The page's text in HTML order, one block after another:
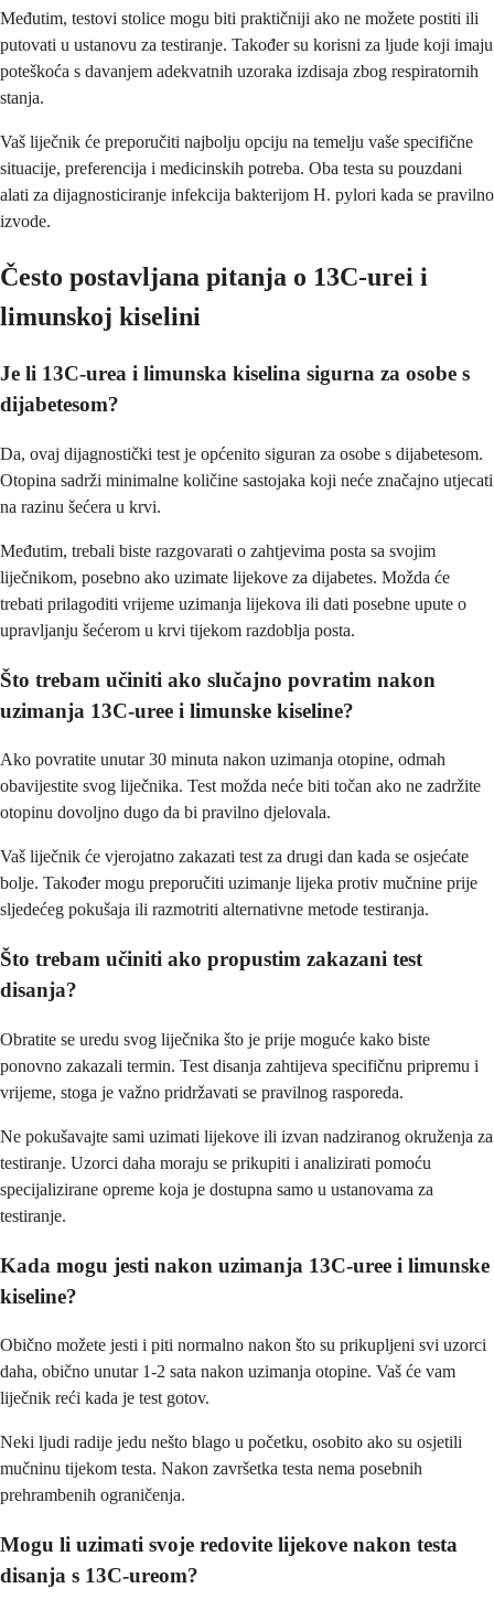
Međutim, testovi stolice mogu biti praktičniji ako ne možete postiti ili
putovati u ustanovu za testiranje. Također su korisni za ljude koji imaju
poteškoća s davanjem adekvatnih uzoraka izdisaja zbog respiratornih
stanja.
Vaš liječnik će preporučiti najbolju opciju na temelju vaše specifične
situacije, preferencija i medicinskih potreba. Oba testa su pouzdani
alati za dijagnosticiranje infekcija bakterijom H. pylori kada se pravilno
izvode.
Često postavljana pitanja o 13C-urei i
limunskoj kiselini
Je li 13C-urea i limunska kiselina sigurna za osobe s
dijabetesom?
Da, ovaj dijagnostički test je općenito siguran za osobe s dijabetesom.
Otopina sadrži minimalne količine sastojaka koji neće značajno utjecati
na razinu šećera u krvi.
Međutim, trebali biste razgovarati o zahtjevima posta sa svojim
liječnikom, posebno ako uzimate lijekove za dijabetes. Možda će
trebati prilagoditi vrijeme uzimanja lijekova ili dati posebne upute o
upravljanju šećerom u krvi tijekom razdoblja posta.
Što trebam učiniti ako slučajno povratim nakon
uzimanja 13C-uree i limunske kiseline?
Ako povratite unutar 30 minuta nakon uzimanja otopine, odmah
obavijestite svog liječnika. Test možda neće biti točan ako ne zadržite
otopinu dovoljno dugo da bi pravilno djelovala.
Vaš liječnik će vjerojatno zakazati test za drugi dan kada se osjećate
bolje. Također mogu preporučiti uzimanje lijeka protiv mučnine prije
sljedećeg pokušaja ili razmotriti alternativne metode testiranja.
Što trebam učiniti ako propustim zakazani test
disanja?
Obratite se uredu svog liječnika što je prije moguće kako biste
ponovno zakazali termin. Test disanja zahtijeva specifičnu pripremu i
vrijeme, stoga je važno pridržavati se pravilnog rasporeda.
Ne pokušavajte sami uzimati lijekove ili izvan nadziranog okruženja za
testiranje. Uzorci daha moraju se prikupiti i analizirati pomoću
specijalizirane opreme koja je dostupna samo u ustanovama za
testiranje.
Kada mogu jesti nakon uzimanja 13C-uree i limunske
kiseline?
Obično možete jesti i piti normalno nakon što su prikupljeni svi uzorci
daha, obično unutar 1-2 sata nakon uzimanja otopine. Vaš će vam
liječnik reći kada je test gotov.
Neki ljudi radije jedu nešto blago u početku, osobito ako su osjetili
mučninu tijekom testa. Nakon završetka testa nema posebnih
prehrambenih ograničenja.
Mogu li uzimati svoje redovite lijekove nakon testa
disanja s 13C-ureom?